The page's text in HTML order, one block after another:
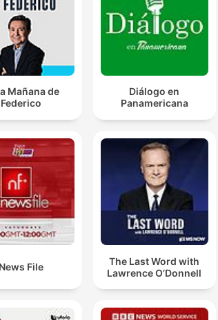
Mañana de
Federico
Diálogo en
Panamericana
File
The Last Word with
Lawrence O’Donnell